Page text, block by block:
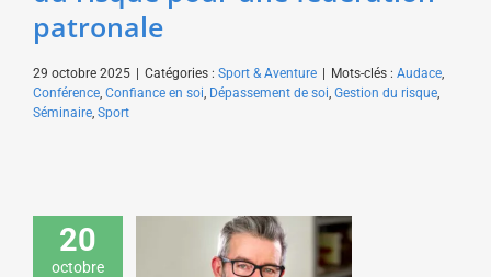
patronale
29 octobre 2025 | Catégories : Sport & Aventure | Mots-clés : Audace,
Conférence, Confiance en soi, Dépassement de soi, Gestion du risque,
Séminaire, Sport
20
octobre
Gaël Chatelain-Berry
donne une conférence
sur les défis du